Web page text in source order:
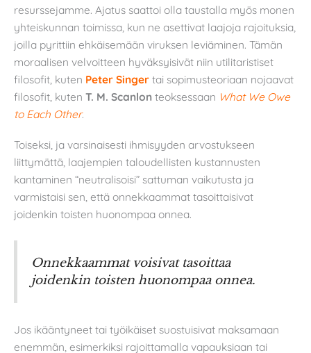
resurssejamme. Ajatus saattoi olla taustalla myös monen
yhteiskunnan toimissa, kun ne asettivat laajoja rajoituksia,
joilla pyrittiin ehkäisemään viruksen leviäminen. Tämän
moraalisen velvoitteen hyväksyisivät niin utilitaristiset
filosofit, kuten Peter Singer tai sopimusteoriaan nojaavat
filosofit, kuten T. M. Scanlon teoksessaan What We Owe
to Each Other.
Toiseksi, ja varsinaisesti ihmisyyden arvostukseen
liittymättä, laajempien taloudellisten kustannusten
kantaminen “neutralisoisi” sattuman vaikutusta ja
varmistaisi sen, että onnekkaammat tasoittaisivat
joidenkin toisten huonompaa onnea.
Onnekkaammat voisivat tasoittaa
joidenkin toisten huonompaa onnea.
Jos ikääntyneet tai työikäiset suostuisivat maksamaan
enemmän, esimerkiksi rajoittamalla vapauksiaan tai